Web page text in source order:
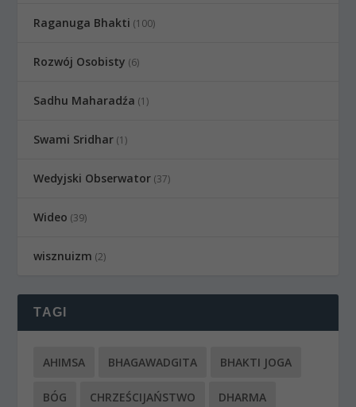
Raganuga Bhakti (100)
Rozwój Osobisty (6)
Sadhu Maharadźa (1)
Swami Sridhar (1)
Wedyjski Obserwator (37)
Wideo (39)
wisznuizm (2)
TAGI
AHIMSA BHAGAWADGITA BHAKTI JOGA
BÓG CHRZEŚCIJAŃSTWO DHARMA